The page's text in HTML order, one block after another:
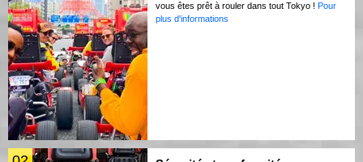
vous êtes prêt à rouler dans tout Tokyo ! Pour
plus d'informations